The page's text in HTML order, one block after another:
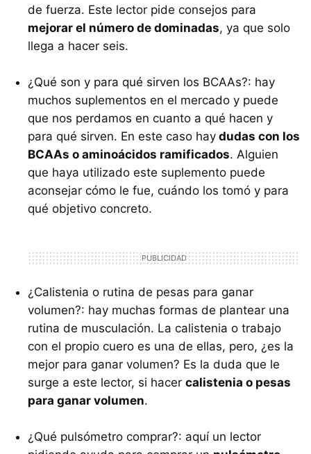
de fuerza. Este lector pide consejos para
mejorar el número de dominadas, ya que solo
llega a hacer seis.
¿Qué son y para qué sirven los BCAAs?: hay
muchos suplementos en el mercado y puede
que nos perdamos en cuanto a qué hacen y
para qué sirven. En este caso hay dudas con los
BCAAs o aminoácidos ramificados. Alguien
que haya utilizado este suplemento puede
aconsejar cómo le fue, cuándo los tomó y para
qué objetivo concreto.
¿Calistenia o rutina de pesas para ganar
volumen?: hay muchas formas de plantear una
rutina de musculación. La calistenia o trabajo
con el propio cuero es una de ellas, pero, ¿es la
mejor para ganar volumen? Es la duda que le
surge a este lector, si hacer calistenia o pesas
para ganar volumen.
¿Qué pulsómetro comprar?: aquí un lector